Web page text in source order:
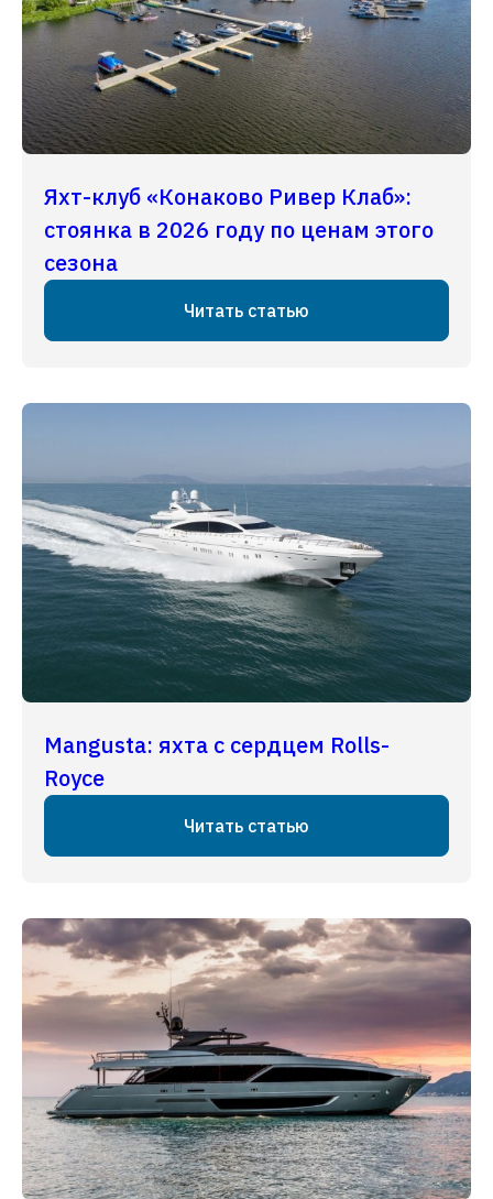
Яхт-клуб «Конаково Ривер Клаб»:
стоянка в 2026 году по ценам этого
сезона
Читать статью
Mangusta: яхта с сердцем Rolls-
Royce
Читать статью